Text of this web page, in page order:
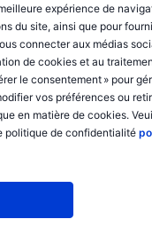
expérience de
du site, ainsi que pour
connecter aux médias
de cookies et au
le consentement » pour
vos préférences ou
en matière de cookies.
politique de confidentialité
XXXXXXX
XXXXXXX
XXXXXXX
XXXXXXX